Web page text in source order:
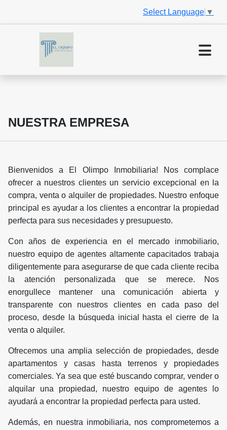
Select Language ▼
NUESTRA EMPRESA
Bienvenidos a El Olimpo Inmobiliaria! Nos complace
ofrecer a nuestros clientes un servicio excepcional en la
compra, venta o alquiler de propiedades. Nuestro enfoque
principal es ayudar a los clientes a encontrar la propiedad
perfecta para sus necesidades y presupuesto.
Con años de experiencia en el mercado inmobiliario,
nuestro equipo de agentes altamente capacitados trabaja
diligentemente para asegurarse de que cada cliente reciba
la atención personalizada que se merece. Nos
enorgullece mantener una comunicación abierta y
transparente con nuestros clientes en cada paso del
proceso, desde la búsqueda inicial hasta el cierre de la
venta o alquiler.
Ofrecemos una amplia selección de propiedades, desde
apartamentos y casas hasta terrenos y propiedades
comerciales. Ya sea que esté buscando comprar, vender o
alquilar una propiedad, nuestro equipo de agentes lo
ayudará a encontrar la propiedad perfecta para usted.
Además, en nuestra inmobiliaria, nos comprometemos a